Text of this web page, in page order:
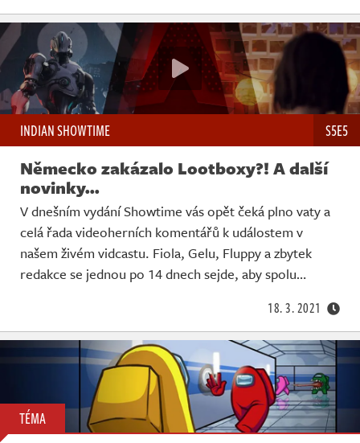
INDIAN SHOWTIME S5E5
Německo zakázalo Lootboxy?! A další
novinky...
V dnešním vydání Showtime vás opět čeká plno vaty a
celá řada videoherních komentářů k událostem v
našem živém vidcastu. Fiola, Gelu, Fluppy a zbytek
redakce se jednou po 14 dnech sejde, aby spolu…
18. 3. 2021
TÉMA